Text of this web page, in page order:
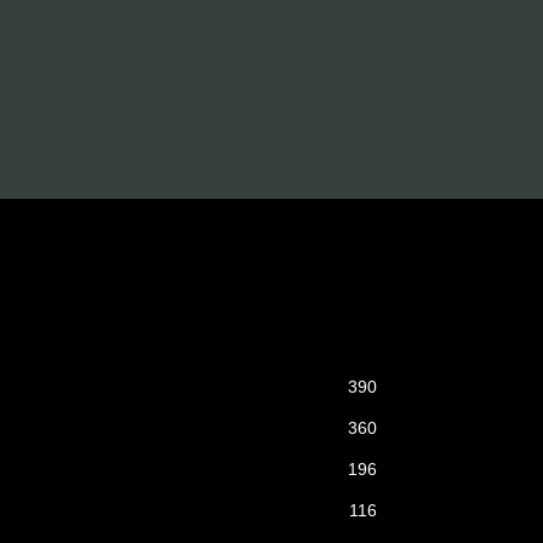
390
360
196
116